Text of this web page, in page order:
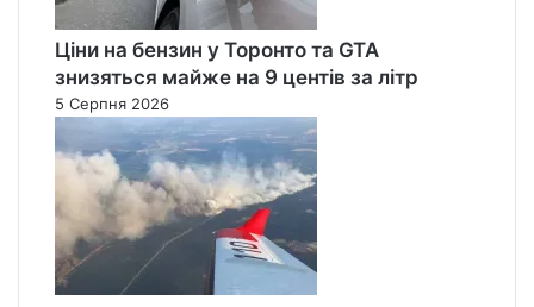
Ціни на бензин у Торонто та GTA
знизяться майже на 9 центів за літр
5 Серпня 2026